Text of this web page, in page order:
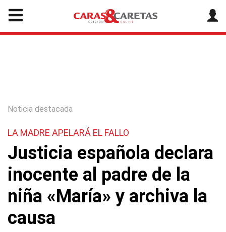
Noticia destacada
LA MADRE APELARÁ EL FALLO
Justicia española declara
inocente al padre de la
niña «María» y archiva la
causa